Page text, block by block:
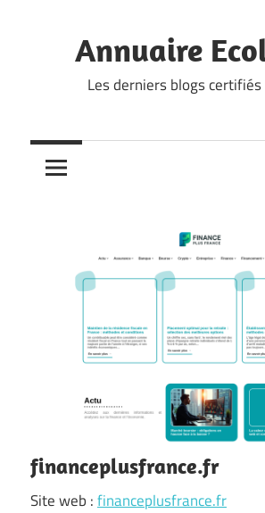
contentAnnuaire
Les derniers blogs certifiés
financeplusfrance.fr
Site web :financeplusfrance.fr